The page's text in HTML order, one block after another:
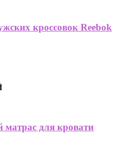
кроссовок Reebok
для кровати